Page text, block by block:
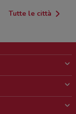
Tutte le città